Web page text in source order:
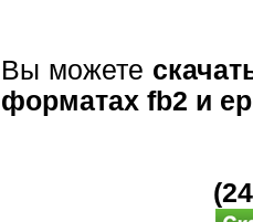
Вы можете
форматах fb2 и